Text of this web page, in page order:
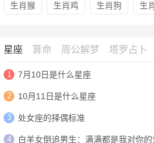
生肖猴 生肖鸡 生肖狗 生
星座 算命 周公解梦 塔罗占卜
1 7月10日是什么星座
2 10月11日是什么星座
3 处女座的择偶标准
4 白羊女倒追男生：满满都是我对你的